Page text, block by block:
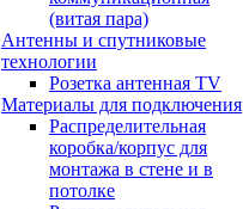
(витая пара)
Антенны и спутниковые
технологии
Розетка антенная TV
Материалы для подключения
Распределительная
коробка/корпус для
монтажа в стене и в
потолке